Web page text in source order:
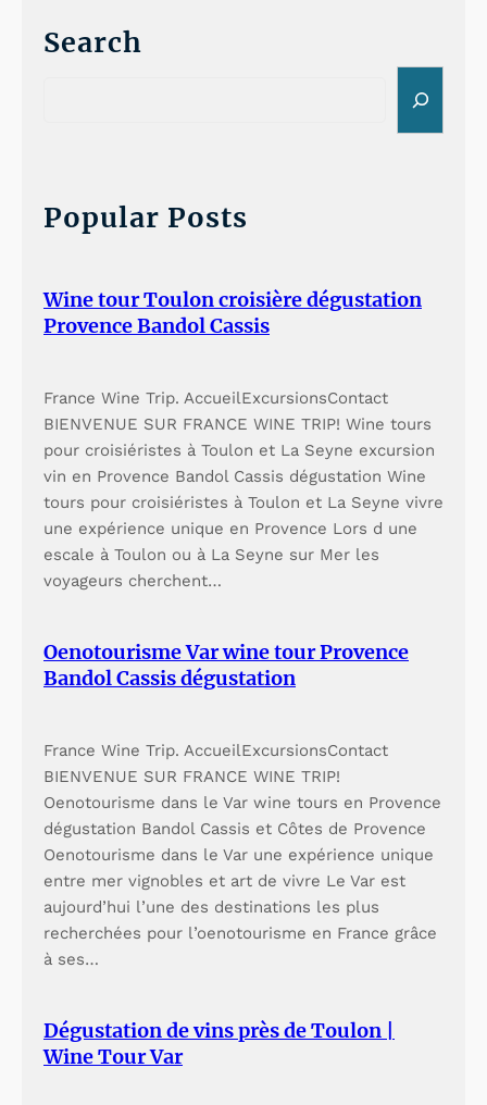
Search
h
Popular Posts
Wine tour Toulon croisière dégustation
Provence Bandol Cassis
France Wine Trip. AccueilExcursionsContact
BIENVENUE SUR FRANCE WINE TRIP! Wine tours
pour croisiéristes à Toulon et La Seyne excursion
vin en Provence Bandol Cassis dégustation Wine
tours pour croisiéristes à Toulon et La Seyne vivre
une expérience unique en Provence Lors d une
escale à Toulon ou à La Seyne sur Mer les
voyageurs cherchent…
Oenotourisme Var wine tour Provence
Bandol Cassis dégustation
France Wine Trip. AccueilExcursionsContact
BIENVENUE SUR FRANCE WINE TRIP!
Oenotourisme dans le Var wine tours en Provence
dégustation Bandol Cassis et Côtes de Provence
Oenotourisme dans le Var une expérience unique
entre mer vignobles et art de vivre Le Var est
aujourd’hui l’une des destinations les plus
recherchées pour l’oenotourisme en France grâce
à ses…
Dégustation de vins près de Toulon |
Wine Tour Var